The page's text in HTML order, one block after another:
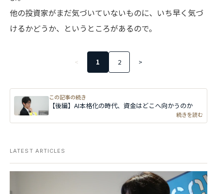
他の投資家がまだ気づいていないものに、いち早く気づ
けるかどうか、というところがあるので。
< 1 2 >
この記事の続き
【後編】AI本格化の時代、資金はどこへ向かうのか
続きを読む
LATEST ARTICLES